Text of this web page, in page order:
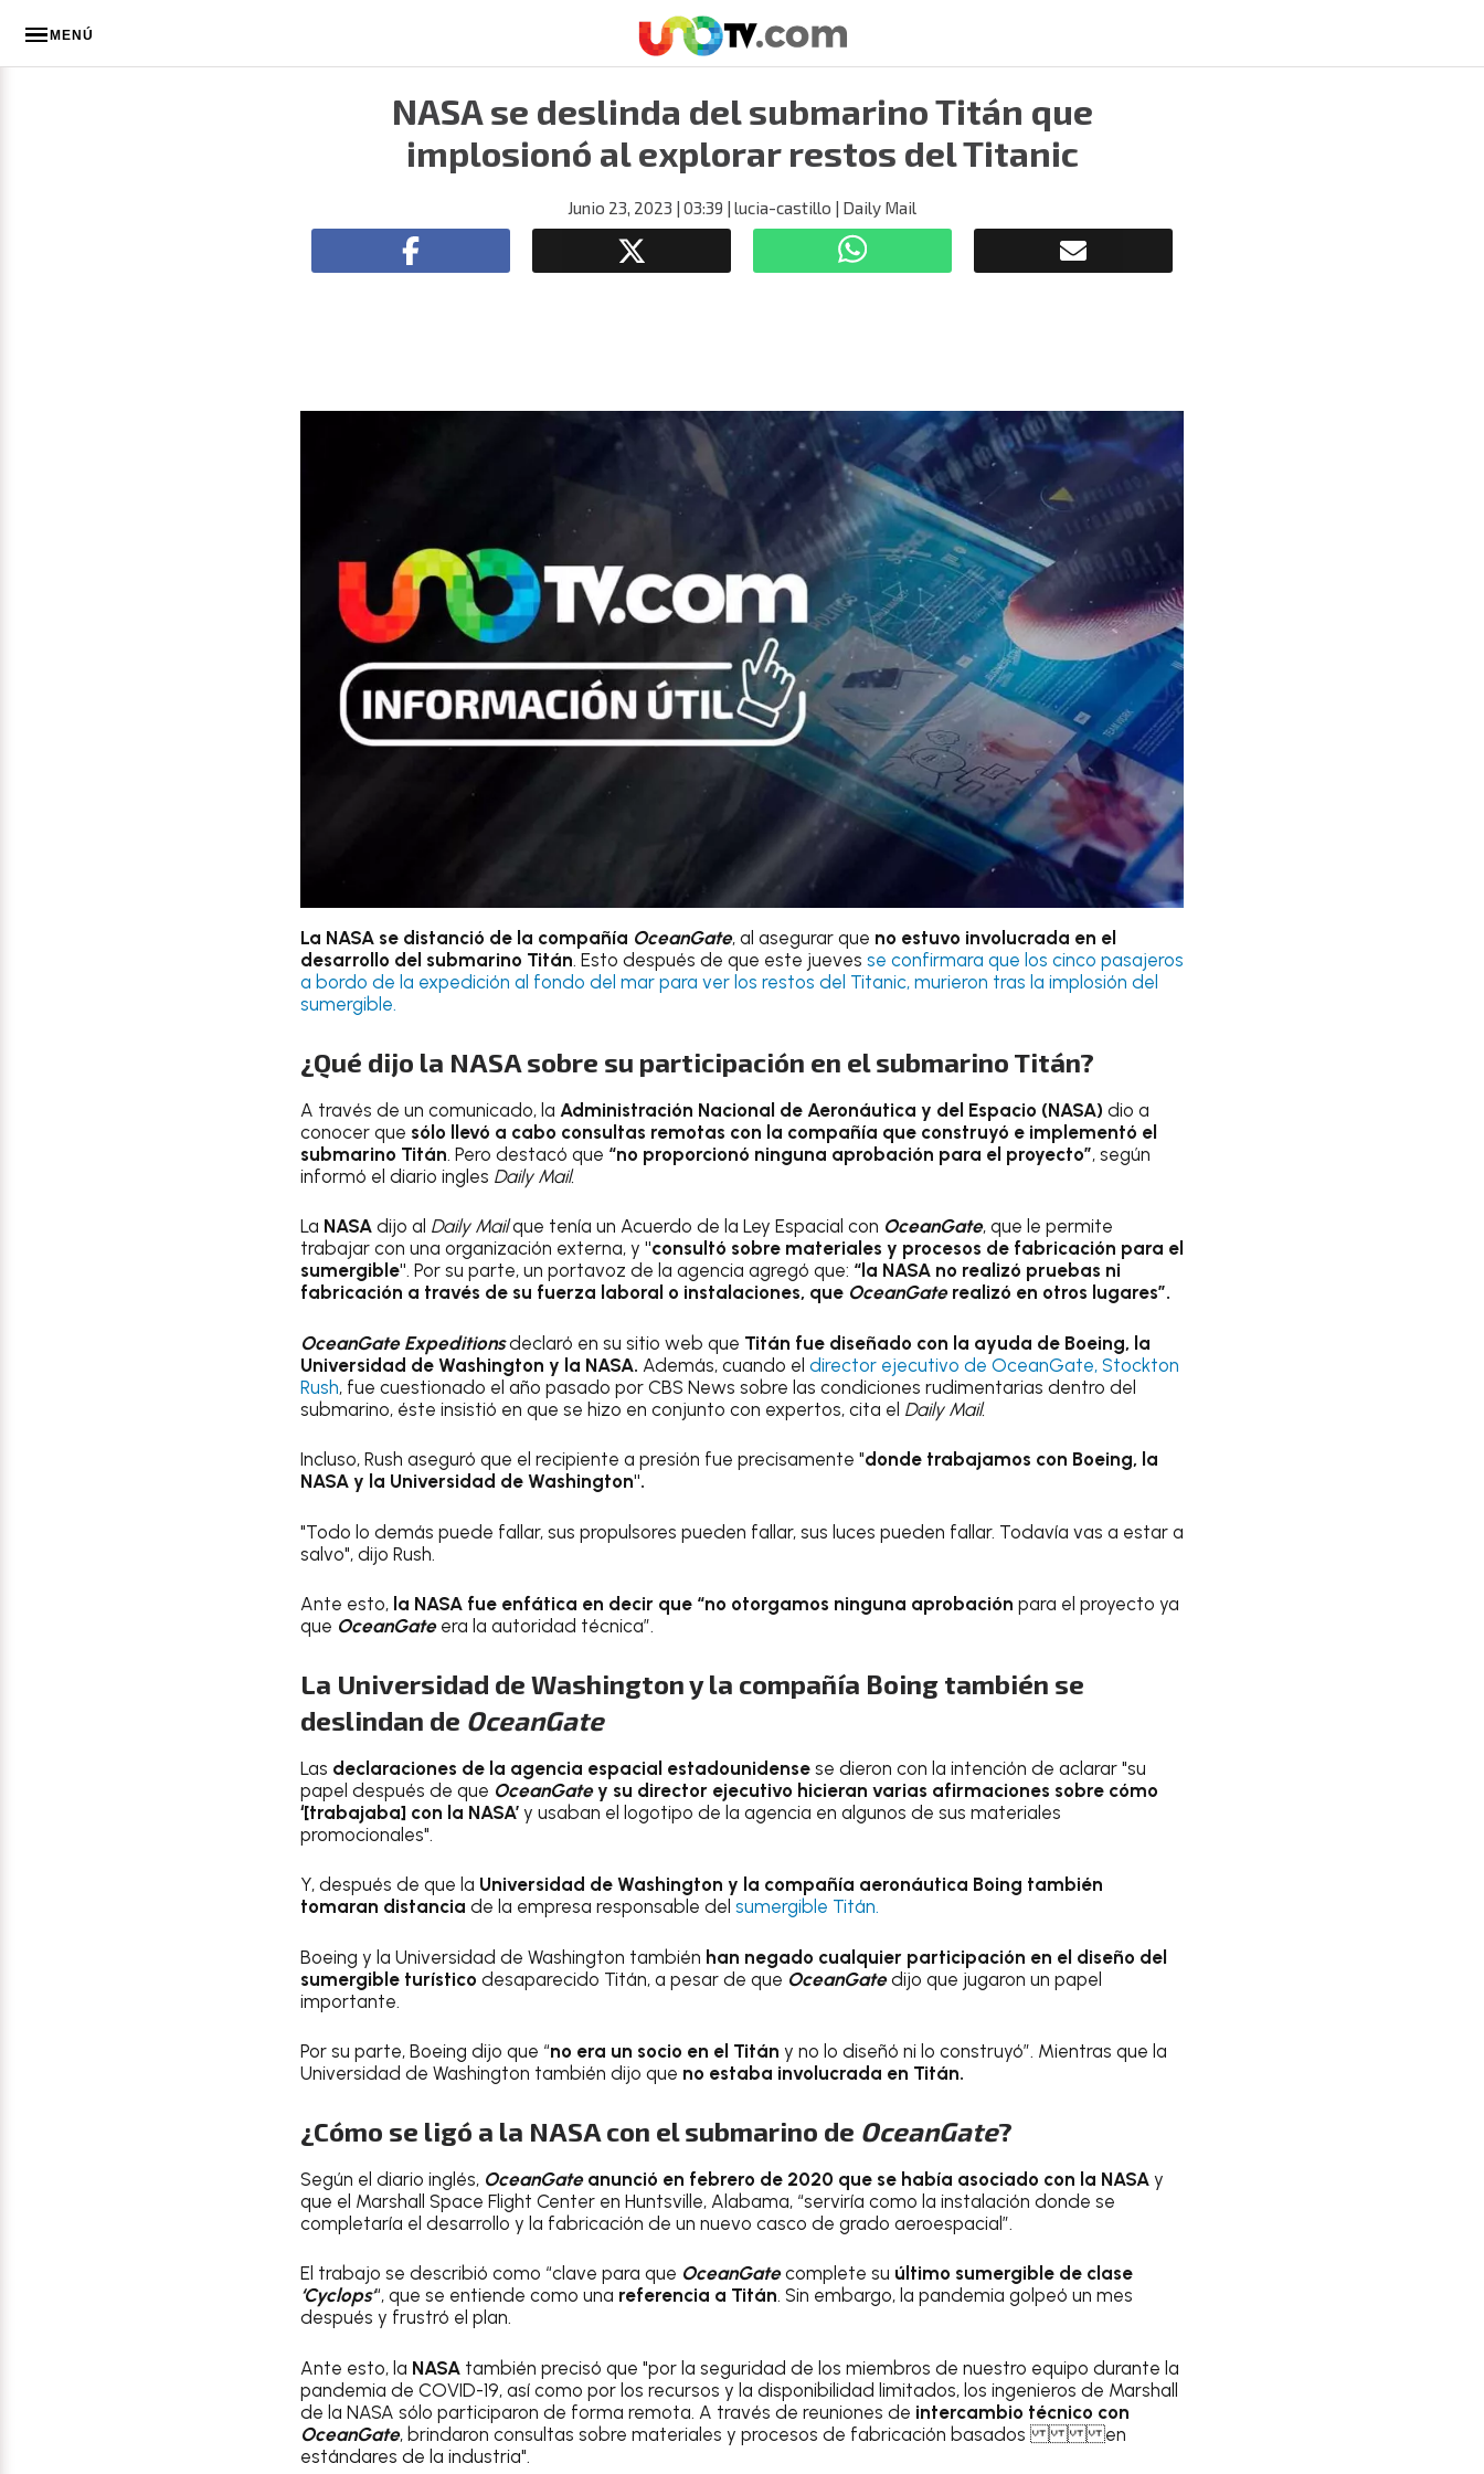
MENÚ
NASA se deslinda del submarino Titán que
implosionó al explorar restos del Titanic
Junio 23, 2023 | 03:39 | lucia-castillo | Daily Mail
La NASA se distanció de la compañía OceanGate, al asegurar que no estuvo involucrada en el
desarrollo del submarino Titán. Esto después de que este jueves se confirmara que los cinco pasajeros
a bordo de la expedición al fondo del mar para ver los restos del Titanic, murieron tras la implosión del
sumergible.
¿Qué dijo la NASA sobre su participación en el submarino Titán?
A través de un comunicado, la Administración Nacional de Aeronáutica y del Espacio (NASA) dio a
conocer que sólo llevó a cabo consultas remotas con la compañía que construyó e implementó el
submarino Titán. Pero destacó que “no proporcionó ninguna aprobación para el proyecto”, según
informó el diario ingles Daily Mail.
La NASA dijo al Daily Mailque tenía un Acuerdo de la Ley Espacial con OceanGate, que le permite
trabajar con una organización externa, y "consultó sobre materiales y procesos de fabricación para el
sumergible". Por su parte, un portavoz de la agencia agregó que: “la NASA no realizó pruebas ni
fabricación a través de su fuerza laboral o instalaciones, que OceanGate realizó en otros lugares”.
OceanGate Expeditionsdeclaró en su sitio web que Titán fue diseñado con la ayuda de Boeing, la
Universidad de Washington y la NASA. Además, cuando el director ejecutivo de OceanGate, Stockton
Rush, fue cuestionado el año pasado por CBS News sobre las condiciones rudimentarias dentro del
submarino, éste insistió en que se hizo en conjunto con expertos, cita el Daily Mail.
Incluso, Rush aseguró que el recipiente a presión fue precisamente "donde trabajamos con Boeing, la
NASA y la Universidad de Washington".
"Todo lo demás puede fallar, sus propulsores pueden fallar, sus luces pueden fallar. Todavía vas a estar a
salvo", dijo Rush.
Ante esto, la NASA fue enfática en decir que “no otorgamos ninguna aprobación para el proyecto ya
que OceanGate era la autoridad técnica”.
La Universidad de Washington y la compañía Boing también se
deslindan de OceanGate
Las declaraciones de la agencia espacial estadounidense se dieron con la intención de aclarar "su
papel después de que OceanGatey su director ejecutivo hicieran varias afirmaciones sobre cómo
‘[trabajaba] con la NASA’ y usaban el logotipo de la agencia en algunos de sus materiales
promocionales".
Y, después de que la Universidad de Washington y la compañía aeronáutica Boing también
tomaran distancia de la empresa responsable del sumergible Titán.
Boeing y la Universidad de Washington también han negado cualquier participación en el diseño del
sumergible turístico desaparecido Titán, a pesar de que OceanGatedijo que jugaron un papel
importante.
Por su parte, Boeing dijo que “no era un socio en el Titán y no lo diseñó ni lo construyó”. Mientras que la
Universidad de Washington también dijo que no estaba involucrada en Titán.
¿Cómo se ligó a la NASA con el submarino de OceanGate?
Según el diario inglés, OceanGateanunció en febrero de 2020 que se había asociado con la NASA y
que el Marshall Space Flight Center en Huntsville, Alabama, “serviría como la instalación donde se
completaría el desarrollo y la fabricación de un nuevo casco de grado aeroespacial”.
El trabajo se describió como “clave para que OceanGatecomplete su último sumergible de clase
‘Cyclops‘“, que se entiende como una referencia a Titán. Sin embargo, la pandemia golpeó un mes
después y frustró el plan.
Ante esto, la NASA también precisó que "por la seguridad de los miembros de nuestro equipo durante la
pandemia de COVID-19, así como por los recursos y la disponibilidad limitados, los ingenieros de Marshall
de la NASA sólo participaron de forma remota. A través de reuniones de intercambio técnico con
OceanGate, brindaron consultas sobre materiales y procesos de fabricación basados en
estándares de la industria".